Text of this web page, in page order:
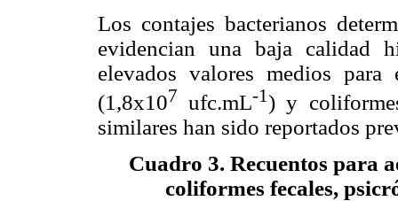
Los contajes bacterianos
evidencian una baja calidad
elevados valores medios
(1,8x107 ufc.mL-1) y
similares han sido reportados
Cuadro 3. Recuentos para
coliformes fecales,